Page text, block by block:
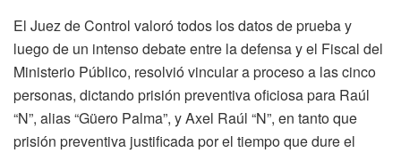
El Juez de Control valoró todos los datos de prueba y
luego de un intenso debate entre la defensa y el Fiscal del
Ministerio Público, resolvió vincular a proceso a las cinco
personas, dictando prisión preventiva oficiosa para Raúl
“N”, alias “Güero Palma”, y Axel Raúl “N”, en tanto que
prisión preventiva justificada por el tiempo que dure el